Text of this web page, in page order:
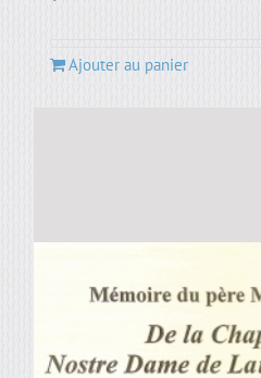
Ajouter au panier